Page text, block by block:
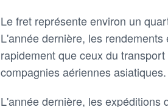
Le fret représente environ un
L'année dernière, les
rapidement que ceux du
compagnies aériennes asiatiques.
L'année dernière, les expéditions